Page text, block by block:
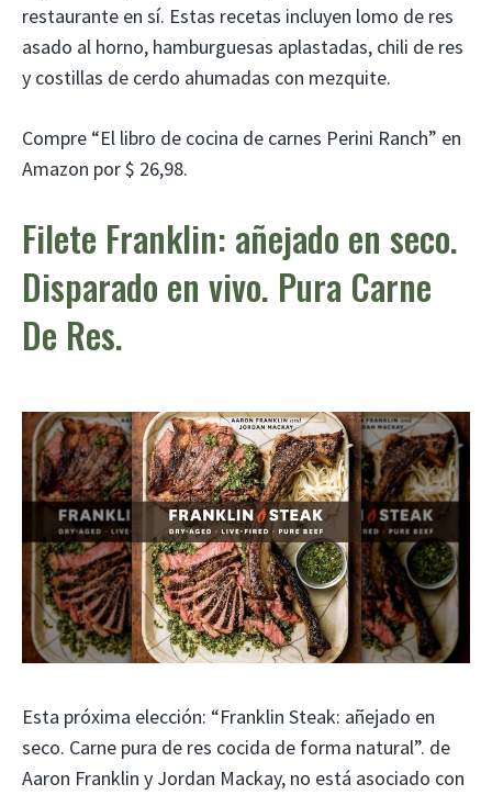
restaurante en sí. Estas recetas incluyen lomo de res
asado al horno, hamburguesas aplastadas, chili de res
y costillas de cerdo ahumadas con mezquite.
Compre “El libro de cocina de carnes Perini Ranch” en
Amazon por $ 26,98.
Filete Franklin: añejado en seco.
Disparado en vivo. Pura Carne
De Res.
Esta próxima elección: “Franklin Steak: añejado en
seco. Carne pura de res cocida de forma natural”. de
Aaron Franklin y Jordan Mackay, no está asociado con